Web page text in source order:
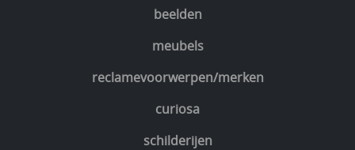
beelden
meubels
reclamevoorwerpen/merken
curiosa
schilderijen